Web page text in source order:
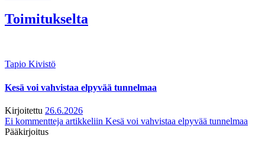
Toimitukselta
Tapio Kivistö
Kesä voi vahvistaa elpyvää tunnelmaa
Kirjoitettu 26.6.2026
Ei kommentteja artikkeliin Kesä voi vahvistaa elpyvää tunnelmaa
Pääkirjoitus